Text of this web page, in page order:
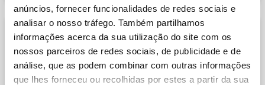
anúncios, fornecer funcionalidades de redes sociais e
analisar o nosso tráfego. Também partilhamos
informações acerca da sua utilização do site com os
nossos parceiros de redes sociais, de publicidade e de
análise, que as podem combinar com outras informações
que lhes forneceu ou recolhidas por estes a partir da sua
Grupo de enchimento automático de
grande caudal, dupla interceção, válvula